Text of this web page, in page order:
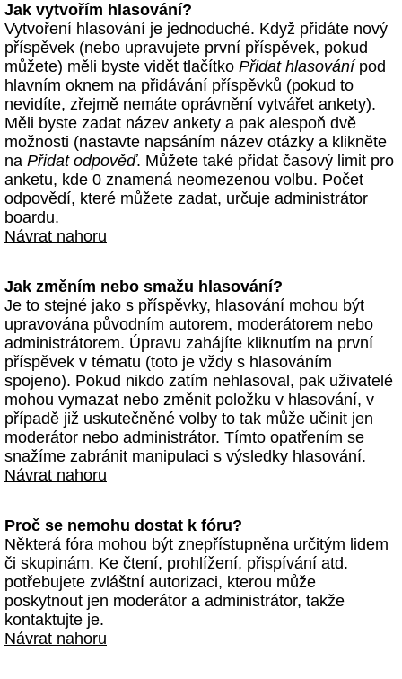
Jak vytvořím hlasování?
Vytvoření hlasování je jednoduché. Když přidáte nový
příspěvek (nebo upravujete první příspěvek, pokud
můžete) měli byste vidět tlačítko Přidat hlasovánípod
hlavním oknem na přidávání příspěvků (pokud to
nevidíte, zřejmě nemáte oprávnění vytvářet ankety).
Měli byste zadat název ankety a pak alespoň dvě
možnosti (nastavte napsáním název otázky a klikněte
na Přidat odpověď. Můžete také přidat časový limit pro
anketu, kde 0 znamená neomezenou volbu. Počet
odpovědí, které můžete zadat, určuje administrátor
boardu.
Návrat nahoru
Jak změním nebo smažu hlasování?
Je to stejné jako s příspěvky, hlasování mohou být
upravována původním autorem, moderátorem nebo
administrátorem. Úpravu zahájíte kliknutím na první
příspěvek v tématu (toto je vždy s hlasováním
spojeno). Pokud nikdo zatím nehlasoval, pak uživatelé
mohou vymazat nebo změnit položku v hlasování, v
případě již uskutečněné volby to tak může učinit jen
moderátor nebo administrátor. Tímto opatřením se
snažíme zabránit manipulaci s výsledky hlasování.
Návrat nahoru
Proč se nemohu dostat k fóru?
Některá fóra mohou být znepřístupněna určitým lidem
či skupinám. Ke čtení, prohlížení, přispívání atd.
potřebujete zvláštní autorizaci, kterou může
poskytnout jen moderátor a administrátor, takže
kontaktujte je.
Návrat nahoru